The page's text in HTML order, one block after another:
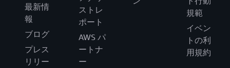
最新情
報
ブログ
プレス
リリー
ストレ
ポート
AWS パ
ートナ
ー
規範
イベン
トの利
用規約